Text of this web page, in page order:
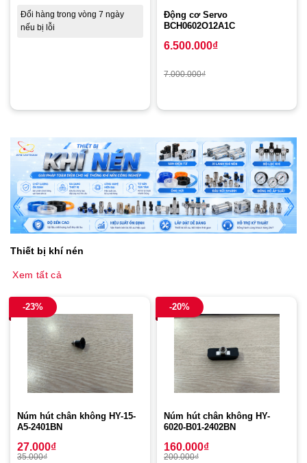
Đổi hàng trong vòng 7 ngày
nếu bị lỗi
Động cơ Servo
BCH0602O12A1C
6.500.000₫
7.000.000₫
Thiết bị khí nén
Xem tất cả
-23%
Núm hút chân không HY-15-
A5-2401BN
27.000₫
35.000₫
-20%
Núm hút chân không HY-
6020-B01-2402BN
160.000₫
200.000₫